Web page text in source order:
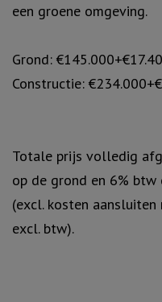
een groene omgeving.
Grond:
Constructie:
Totale prijs volledig
op de grond en 6%
(excl. kosten
excl. btw).